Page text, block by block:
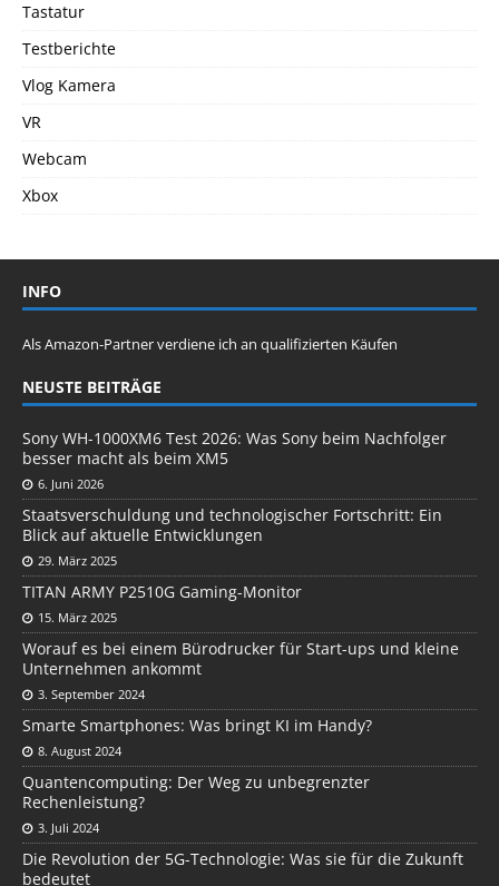
Tastatur
Testberichte
Vlog Kamera
VR
Webcam
Xbox
INFO
Als Amazon-Partner verdiene ich an qualifizierten Käufen
NEUSTE BEITRÄGE
Sony WH-1000XM6 Test 2026: Was Sony beim Nachfolger
besser macht als beim XM5
6. Juni 2026
Staatsverschuldung und technologischer Fortschritt: Ein
Blick auf aktuelle Entwicklungen
29. März 2025
TITAN ARMY P2510G Gaming-Monitor
15. März 2025
Worauf es bei einem Bürodrucker für Start-ups und kleine
Unternehmen ankommt
3. September 2024
Smarte Smartphones: Was bringt KI im Handy?
8. August 2024
Quantencomputing: Der Weg zu unbegrenzter
Rechenleistung?
3. Juli 2024
Die Revolution der 5G-Technologie: Was sie für die Zukunft
bedeutet